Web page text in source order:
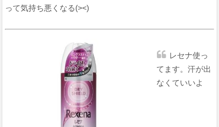
って気持ち悪くなる(><)
レセナ使っ
てます。汗が出
なくていいよ